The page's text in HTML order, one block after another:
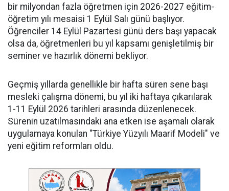
bir milyondan fazla öğretmen için 2026-2027 eğitim-
öğretim yılı mesaisi 1 Eylül Salı günü başlıyor.
Öğrenciler 14 Eylül Pazartesi günü ders başı yapacak
olsa da, öğretmenleri bu yıl kapsamı genişletilmiş bir
seminer ve hazırlık dönemi bekliyor.
Geçmiş yıllarda genellikle bir hafta süren sene başı
mesleki çalışma dönemi, bu yıl iki haftaya çıkarılarak
1-11 Eylül 2026 tarihleri arasında düzenlenecek.
Sürenin uzatılmasındaki ana etken ise aşamalı olarak
uygulamaya konulan "Türkiye Yüzyılı Maarif Modeli" ve
yeni eğitim reformları oldu.